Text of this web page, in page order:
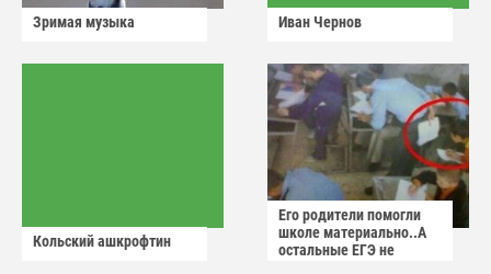
Зримая музыка Иван Чернов
Кольский ашкрофтин
Его родители помогли
школе материально..А
остальные ЕГЭ не